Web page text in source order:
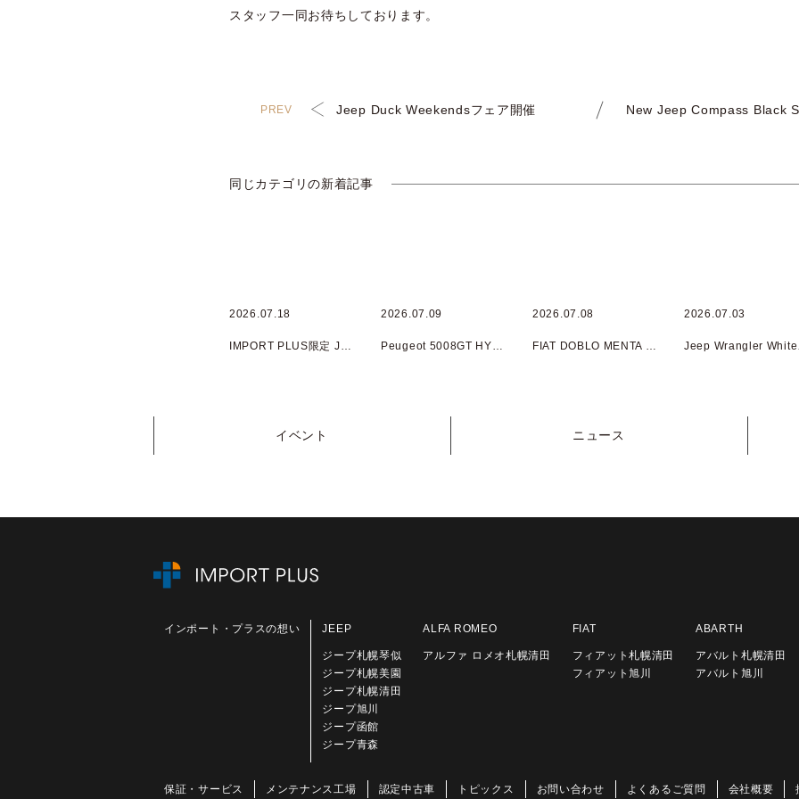
スタッフ一同お待ちしております。
Jeep Duck Weekendsフェア開催
同じカテゴリの新着記事
2026.07.18
IMPORT PLUS限定 Jeep Avenger 4xe HYBRID オリジナルフェア 開催
2026.07.09
Peugeot 5008GT HYBRID Cielo DEBUT Fair開催
2026.07.08
FIAT DOBLO MENTA DEBUT Fair開催
2026.07.03
イベント ニュース
インポート・プラスの想い JEEP
ジープ札幌琴似
ジープ札幌美園
ジープ札幌清田
ジープ旭川
ジープ函館
ジープ青森
ALFA ROMEO
アルファ ロメオ札幌清田
FIAT
フィアット札幌清田
フィアット旭川
ABARTH
アバルト札幌清田
アバルト旭川
保証・サービス メンテナンス工場 認定中古車 トピックス お問い合わせ よくあるご質問 会社概要